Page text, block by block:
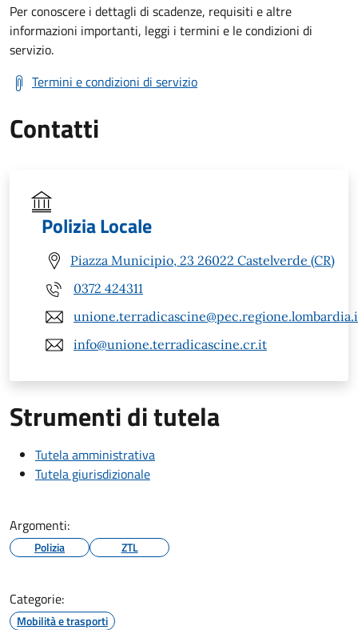
Per conoscere i dettagli di scadenze, requisiti e altre
informazioni importanti, leggi i termini e le condizioni di
servizio.
Termini e condizioni di servizio
Contatti
Polizia Locale
Piazza Municipio, 23 26022 Castelverde (CR)
0372 424311
info@unione.terradicascine.cr.it
Strumenti di tutela
Tutela amministrativa
Tutela giurisdizionale
Argomenti:
Polizia ZTL
Categorie:
Mobilità e trasporti